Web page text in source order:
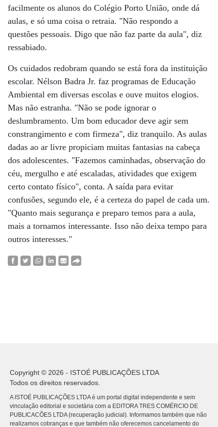
facilmente os alunos do Colégio Porto União, onde dá
aulas, e só uma coisa o retraia. "Não respondo a
questões pessoais. Digo que não faz parte da aula", diz
ressabiado.
Os cuidados redobram quando se está fora da instituição
escolar. Nélson Badra Jr. faz programas de Educação
Ambiental em diversas escolas e ouve muitos elogios.
Mas não estranha. "Não se pode ignorar o
deslumbramento. Um bom educador deve agir sem
constrangimento e com firmeza", diz tranquilo. As aulas
dadas ao ar livre propiciam muitas fantasias na cabeça
dos adolescentes. "Fazemos caminhadas, observação do
céu, mergulho e até escaladas, atividades que exigem
certo contato físico", conta. A saída para evitar
confusões, segundo ele, é a certeza do papel de cada um.
"Quanto mais segurança e preparo temos para a aula,
mais a tornamos interessante. Isso não deixa tempo para
outros interesses."
Copyright © 2026 - ISTOÉ PUBLICAÇÕES LTDA
Todos os direitos reservados.
A ISTOÉ PUBLICAÇÕES LTDA é um portal digital independente e sem
vinculação editorial e societária com a EDITORA TRES COMÉRCIO DE
PUBLICACÕES LTDA (recuperação judicial). Informamos também que não
realizamos cobranças e que também não oferecemos cancelamento do